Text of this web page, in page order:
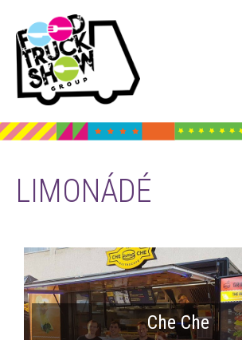
LIMONÁDÉ
Che Che